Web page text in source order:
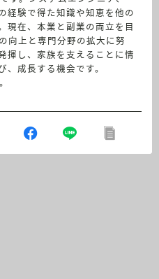
経験で得た知識や知恵を他の
現在、本業と副業の両立を目
向上と専門分野の拡大に努
揮し、家族を支えることに情
、成長する機会です。